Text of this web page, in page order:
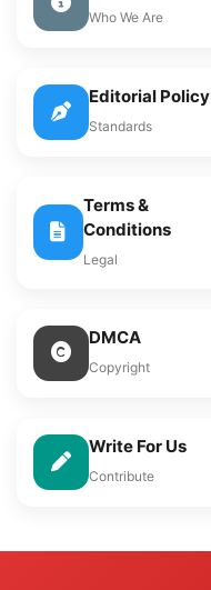
Who We Are
Editorial Policy
Standards
Terms &
Conditions
Legal
DMCA
Copyright
Write For Us
Contribute